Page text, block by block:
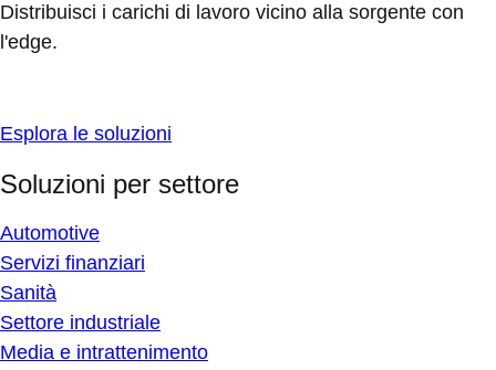
Distribuisci i carichi di lavoro vicino alla sorgente con
l'edge.
Esplora le soluzioni
Soluzioni per settore
Automotive
Servizi finanziari
Sanità
Settore industriale
Media e intrattenimento